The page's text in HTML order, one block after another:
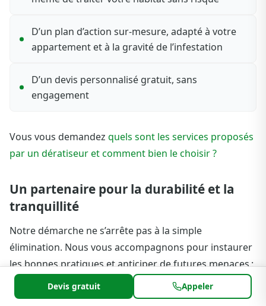
D’un plan d’action sur-mesure, adapté à votre
appartement et à la gravité de l’infestation
D’un devis personnalisé gratuit, sans
engagement
Vous vous demandez quels sont les services proposés
par un dératiseur et comment bien le choisir ?
Un partenaire pour la durabilité et la
tranquillité
Notre démarche ne s’arrête pas à la simple
élimination. Nous vous accompagnons pour instaurer
les bonnes pratiques et anticiper de futures menaces :
conseils de prévention, contrôles réguliers,
interventions ponctuelles ou contractuelles pour les
Devis gratuit Appeler